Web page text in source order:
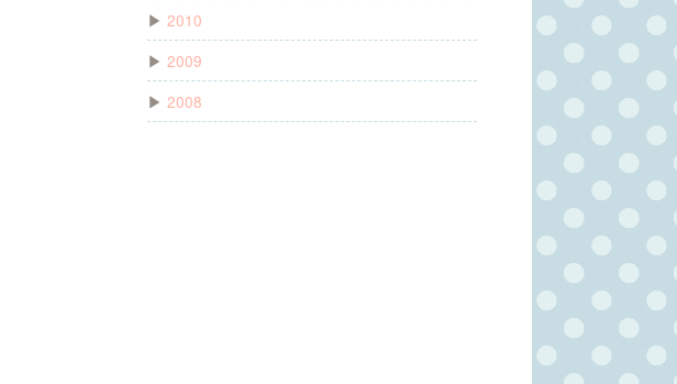
▶ 2010
▶ 2009
▶ 2008